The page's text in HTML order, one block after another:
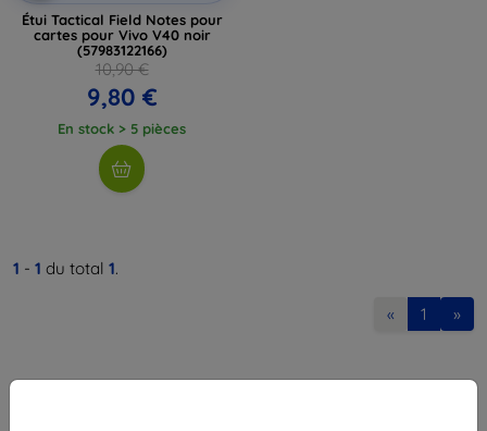
Étui Tactical Field Notes pour
cartes pour Vivo V40 noir
(57983122166)
10,90 €
9,80 €
En stock > 5 pièces
1 - 1 du total 1.
« 1 »